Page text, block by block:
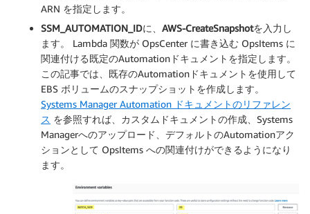
ARN を指定します。
SSM_AUTOMATION_IDに、 AWS-CreateSnapshotを入力し
ます。 Lambda 関数が OpsCenter に書き込む OpsItems に
関連付ける既定のAutomationドキュメントを指定します。
この記事では、既存のAutomationドキュメントを使用して
EBS ボリュームのスナップショットを作成します。
Systems Manager Automation ドキュメントのリファレン
ス を参照すれば、カスタムドキュメントの作成、Systems
Managerへのアップロード、デフォルトのAutomationアク
ションとして OpsItems への関連付けができるようになり
ます。